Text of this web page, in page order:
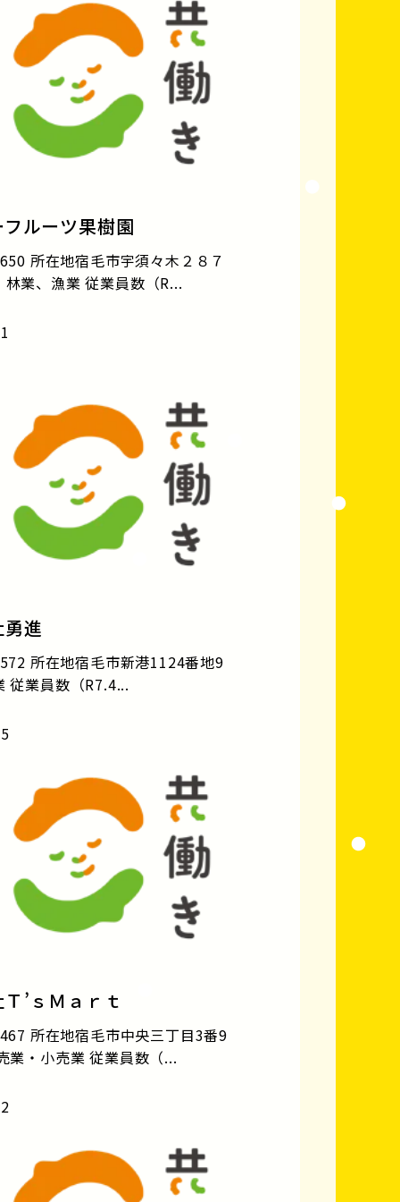
ルーツ果樹園
所在地宿毛市宇須々木２８７
業、漁業 従業員数（R...
進
所在地宿毛市新港1124番地9
従業員数（R7.4...
’ｓＭａｒｔ
所在地宿毛市中央三丁目3番9
業・小売業 従業員数（...